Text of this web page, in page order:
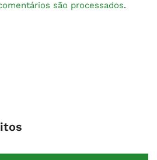
são processados.